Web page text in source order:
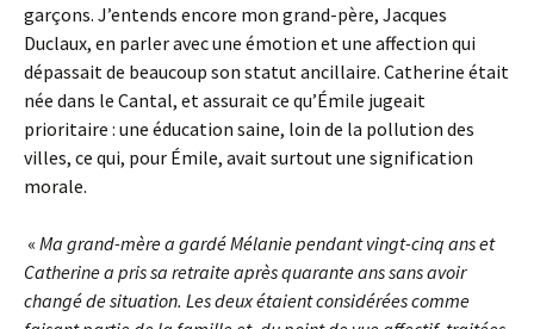
garçons. J’entends encore mon grand-père, Jacques
Duclaux, en parler avec une émotion et une affection qui
dépassait de beaucoup son statut ancillaire. Catherine était
née dans le Cantal, et assurait ce qu’Émile jugeait
prioritaire : une éducation saine, loin de la pollution des
villes, ce qui, pour Émile, avait surtout une signification
morale.
« Ma grand-mère a gardé Mélanie pendant vingt-cinq ans et
Catherine a pris sa retraite après quarante ans sans avoir
changé de situation. Les deux étaient considérées comme